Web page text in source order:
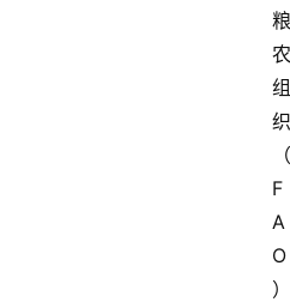
粮
农
组
织
（
F
A
O
）